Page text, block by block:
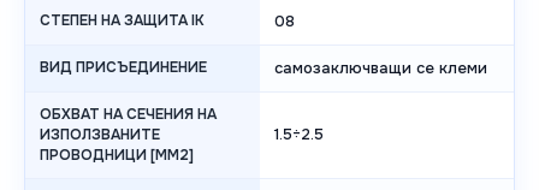
СТЕПЕН НА ЗАЩИТА IK 08
ВИД ПРИСЪЕДИНЕНИЕ самозаключващи се клеми
ОБХВАТ НА СЕЧЕНИЯ НА
ИЗПОЛЗВАНИТЕ
ПРОВОДНИЦИ [MM2]
1.5÷2.5